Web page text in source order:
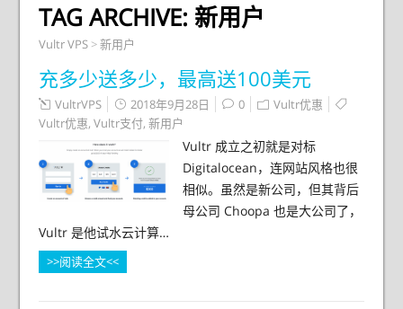
TAG ARCHIVE: 新用户
Vultr VPS>新用户
充多少送多少，最高送100美元
VultrVPS 2018年9月28日 0
Vultr优惠
Vultr优惠, Vultr支付, 新用户
Vultr 成立之初就是对标
Digitalocean，连网站风格也很
相似。虽然是新公司，但其背后
母公司 Choopa 也是大公司了，
Vultr 是他试水云计算…
>>阅读全文<<